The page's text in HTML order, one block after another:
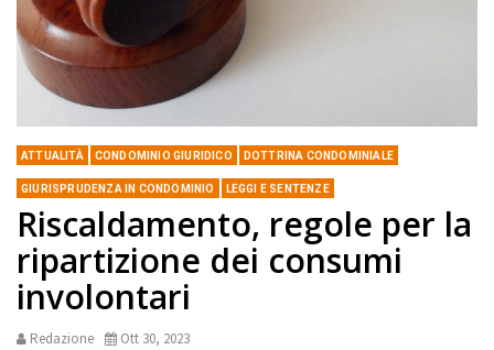
ATTUALITÀ CONDOMINIO GIURIDICO DOTTRINA CONDOMINIALE
GIURISPRUDENZA IN CONDOMINIO LEGGI E SENTENZE
Riscaldamento, regole per la
ripartizione dei consumi
involontari
Redazione Ott 30, 2023